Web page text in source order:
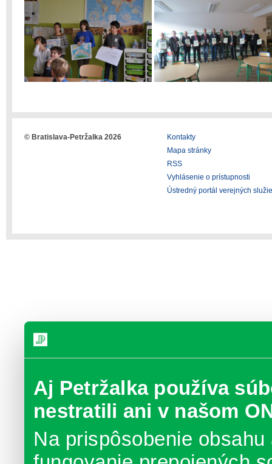
Aj Petržalka používa
nestratili ani v našom
Na prispôsobenie
© Bratislava-Petržalka 2026
Kontakty
Mapa stránky
RSS
Vyhlásenie o prístupnosti
Ústredný portál verejných